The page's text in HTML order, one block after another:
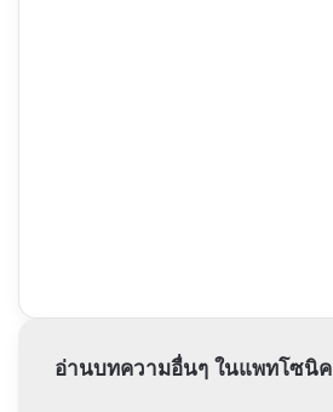
อ่านบทความอื่นๆ ในแพทโซนิค